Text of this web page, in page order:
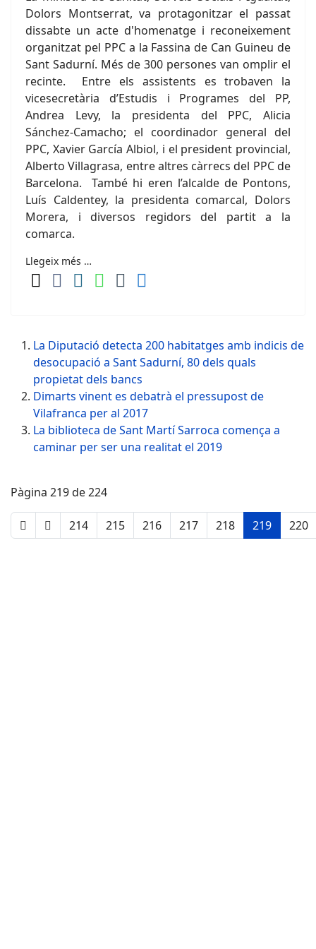
Dolors Montserrat, va protagonitzar el passat
dissabte un acte d'homenatge i reconeixement
organitzat pel PPC a la Fassina de Can Guineu de
Sant Sadurní. Més de 300 persones van omplir el
recinte. Entre els assistents es trobaven la
vicesecretària d’Estudis i Programes del PP,
Andrea Levy, la presidenta del PPC, Alicia
Sánchez-Camacho; el coordinador general del
PPC, Xavier García Albiol, i el president provincial,
Alberto Villagrasa, entre altres càrrecs del PPC de
Barcelona. També hi eren l’alcalde de Pontons,
Luís Caldentey, la presidenta comarcal, Dolors
Morera, i diversos regidors del partit a la
comarca.
Llegeix més …
La Diputació detecta 200 habitatges amb indicis de
desocupació a Sant Sadurní, 80 dels quals
propietat dels bancs
Dimarts vinent es debatrà el pressupost de
Vilafranca per al 2017
La biblioteca de Sant Martí Sarroca comença a
caminar per ser una realitat el 2019
Pàgina 219 de 224
214 215 216 217 218 219 220